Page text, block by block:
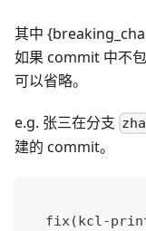
其中
如果 commit 中不
可以省略。
e.g. 张三在分支
建的 commit。
fix(kcl-